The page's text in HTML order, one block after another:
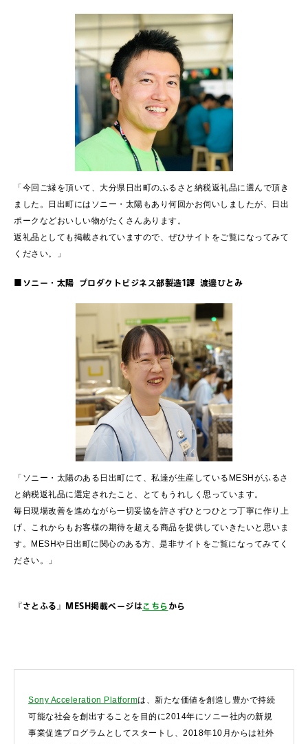
「今回ご縁を頂いて、大分県日出町のふるさと納税返礼品に選んで頂き
ました。日出町にはソニー・太陽もあり何回かお伺いしましたが、日出
ポークなどおいしい物がたくさんあります。
返礼品としても掲載されていますので、ぜひサイトをご覧になってみて
ください。」
■ソニー・太陽 プロダクトビジネス部製造1課 渡邊ひとみ
「ソニー・太陽のある日出町にて、私達が生産しているMESHがふるさ
と納税返礼品に選定されたこと、とてもうれしく思っています。
毎日現場改善を進めながら一切妥協を許さずひとつひとつ丁寧に作り上
げ、これからもお客様の期待を超える商品を提供していきたいと思いま
す。MESHや日出町に関心のある方、是非サイトをご覧になってみてく
ださい。」
『さとふる』MESH掲載ページはこちらから
Sony Acceleration Platformは、新たな価値を創造し豊かで持続
可能な社会を創出することを目的に2014年にソニー社内の新規
事業促進プログラムとしてスタートし、2018年10月からは社外